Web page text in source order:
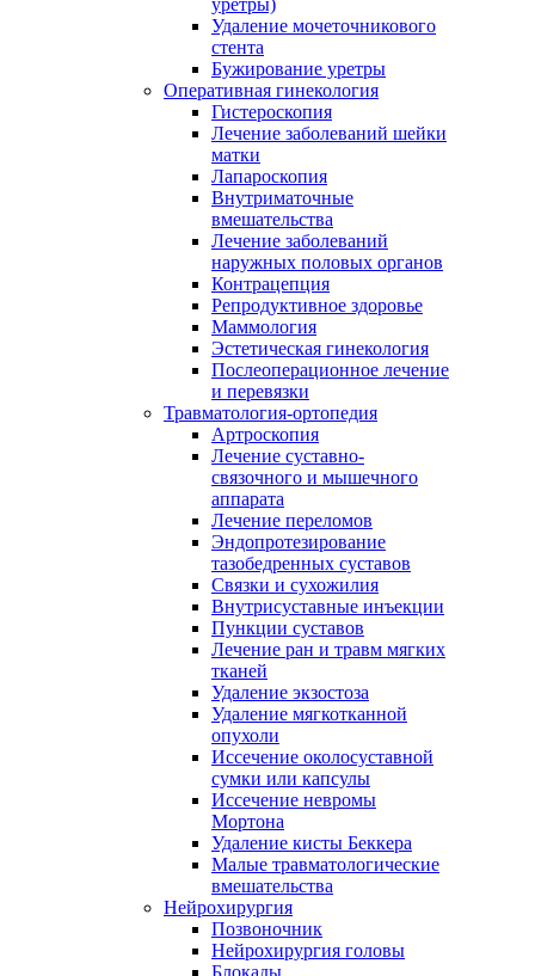
уретры)
Удаление мочеточникового
стента
Бужирование уретры
Оперативная гинекология
Гистероскопия
Лечение заболеваний шейки
матки
Лапароскопия
Внутриматочные
вмешательства
Лечение заболеваний
наружных половых органов
Контрацепция
Репродуктивное здоровье
Маммология
Эстетическая гинекология
Послеоперационное лечение
и перевязки
Травматология-ортопедия
Артроскопия
Лечение суставно-
связочного и мышечного
аппарата
Лечение переломов
Эндопротезирование
тазобедренных суставов
Связки и сухожилия
Внутрисуставные инъекции
Пункции суставов
Лечение ран и травм мягких
тканей
Удаление экзостоза
Удаление мягкотканной
опухоли
Иссечение околосуставной
сумки или капсулы
Иссечение невромы
Мортона
Удаление кисты Беккера
Малые травматологические
вмешательства
Нейрохирургия
Позвоночник
Нейрохирургия головы
Блокады